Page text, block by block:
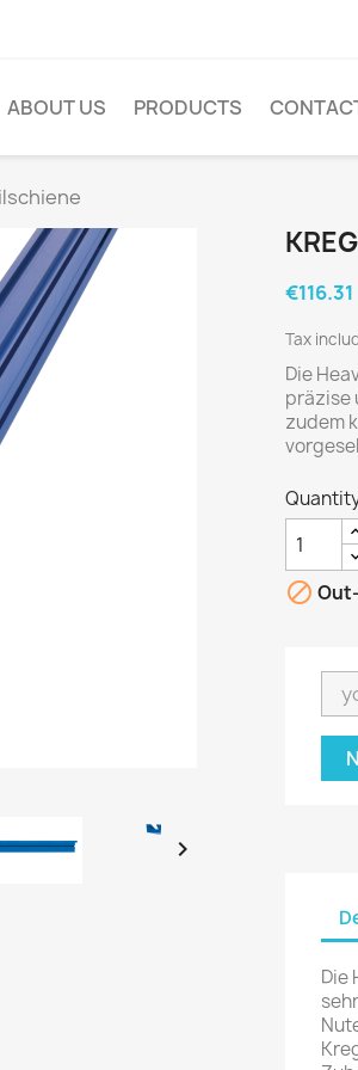
ABOUT US PRODUCTS

€116.31
Tax
Die
präzise
zudem

Die